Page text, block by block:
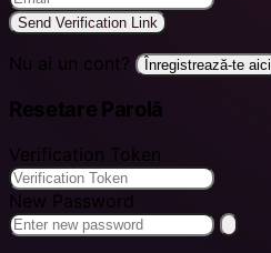
Send Verification Link
Nu ai un cont? Înregistrează-te aici
Resetare Parolă
Verification Token
New Password